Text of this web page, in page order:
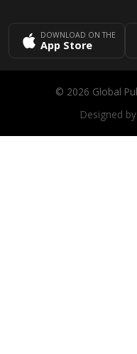
DOWNLOAD ON THE
App Store
© 2026 Global
Designed